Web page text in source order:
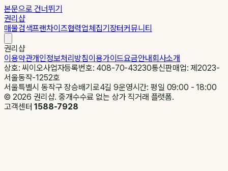
본문으로 건너뛰기
권리샵
매물검색프랜차이즈협력업체집기장터커뮤니티
권리샵
이용약관개인정보처리방침이용가이드요금안내회사소개
상호: 씨이오사업자등록번호: 408-70-43230통신판매업: 제2023-
서울동작-1252호
서울특별시 동작구 장승배기로4길 9운영시간: 평일 09:00 - 18:00
© 2026 권리샵. 중개수수료 없는 상가 직거래 플랫폼.
고객센터1588-7928